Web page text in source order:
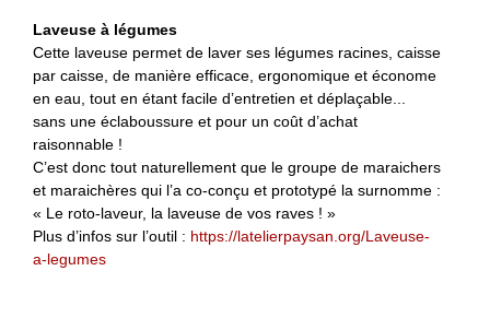
Laveuse à légumes
Cette laveuse permet de laver ses légumes racines, caisse
par caisse, de manière efficace, ergonomique et économe
en eau, tout en étant facile d’entretien et déplaçable...
sans une éclaboussure et pour un coût d’achat
raisonnable !
C’est donc tout naturellement que le groupe de maraichers
et maraichères qui l’a co-conçu et prototypé la surnomme :
« Le roto-laveur, la laveuse de vos raves ! »
Plus d’infos sur l’outil : https://latelierpaysan.org/Laveuse-
a-legumes